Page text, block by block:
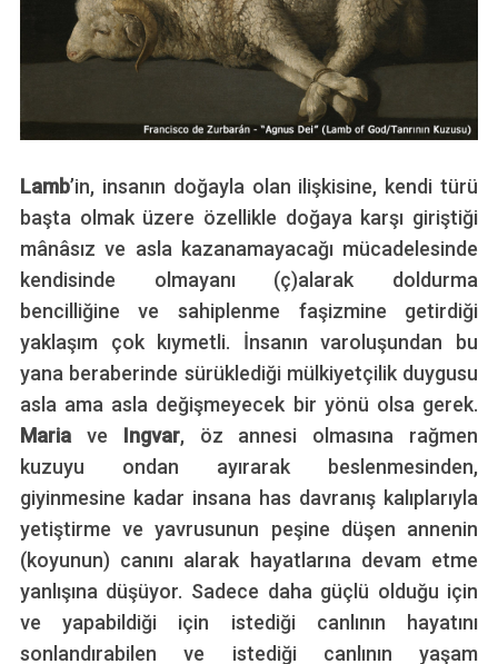
Lamb’in, insanın doğayla olan ilişkisine, kendi türü
başta olmak üzere özellikle doğaya karşı giriştiği
mânâsız ve asla kazanamayacağı mücadelesinde
kendisinde olmayanı (ç)alarak doldurma
bencilliğine ve sahiplenme faşizmine getirdiği
yaklaşım çok kıymetli. İnsanın varoluşundan bu
yana beraberinde sürüklediği mülkiyetçilik duygusu
asla ama asla değişmeyecek bir yönü olsa gerek.
Mariave Ingvar, öz annesi olmasına rağmen
kuzuyu ondan ayırarak beslenmesinden,
giyinmesine kadar insana has davranış kalıplarıyla
yetiştirme ve yavrusunun peşine düşen annenin
(koyunun) canını alarak hayatlarına devam etme
yanlışına düşüyor. Sadece daha güçlü olduğu için
ve yapabildiği için istediği canlının hayatını
sonlandırabilen ve istediği canlının yaşam